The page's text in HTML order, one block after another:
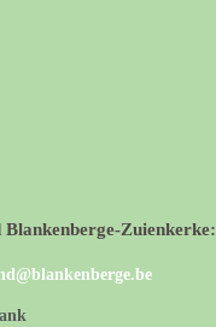
Zuienkerke: